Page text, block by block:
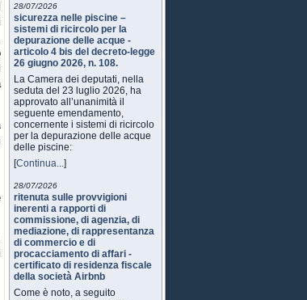
28/07/2026
sicurezza nelle piscine –
sistemi di ricircolo per la
depurazione delle acque -
articolo 4 bis del decreto-legge
26 giugno 2026, n. 108.
La Camera dei deputati, nella
seduta del 23 luglio 2026, ha
approvato all’unanimità il
seguente emendamento,
concernente i sistemi di ricircolo
per la depurazione delle acque
delle piscine:
[Continua...]
28/07/2026
ritenuta sulle provvigioni
inerenti a rapporti di
commissione, di agenzia, di
mediazione, di rappresentanza
di commercio e di
procacciamento di affari -
certificato di residenza fiscale
della società Airbnb
Come è noto, a seguito